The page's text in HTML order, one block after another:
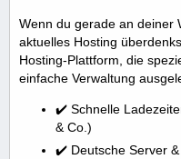
Wenn du gerade an deiner
aktuelles Hosting
Hosting-Plattform, die
einfache Verwaltung
✔️ Schnelle
& Co.)
✔️ Deutsche Server